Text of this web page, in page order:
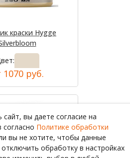
краски Hygge
1070 руб.
вы даете согласие на
Политике обработки
вы не хотите, чтобы данные
обработку в настройках